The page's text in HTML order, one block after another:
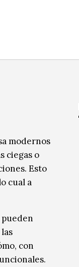
modernos
ciegas o
Esto
cual a
con